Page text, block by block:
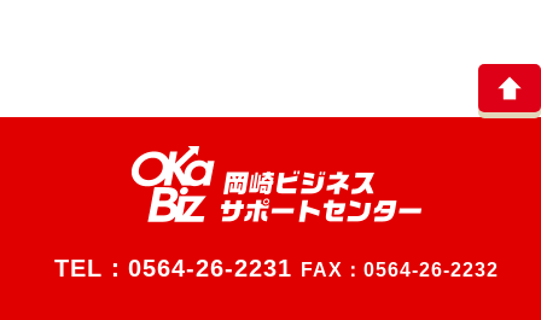
TEL： 0564-26-2231 FAX：0564-26-2232